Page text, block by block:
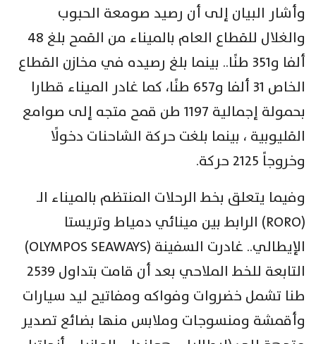
وأشار البيان إلى أن رصيد صومعة الحبوب
والغلال للقطاع العام بالميناء من القمح بلغ 48
ألفا و351 طنًا.. بينما بلغ رصيده في مخازن القطاع
الخاص 31 ألفا و657 طنًا، كما غادر الميناء قطارا
بحمولة إجمالية 1197 طن قمح متجه إلى صوامع
القليوبية ، بينما بلغت حركة الشاحنات دخولًا
وخروجاً 2125 حركة.
وفيما يتعلق بخط الرحلات المنتظم بالميناء الـ
(RORO) الرابط بين مينائي دمياط وتريستا
الإيطالي.. غادرت السفينة (OLYMPOS SEAWAYS)
التابعة للخط الملاحي بعد أن قامت بتداول 2539
طنا تشمل خضروات وفواكه ومفاتيح ليد سيارات
وأقمشة ومنسوجات وملابس منها بضائع تصدير